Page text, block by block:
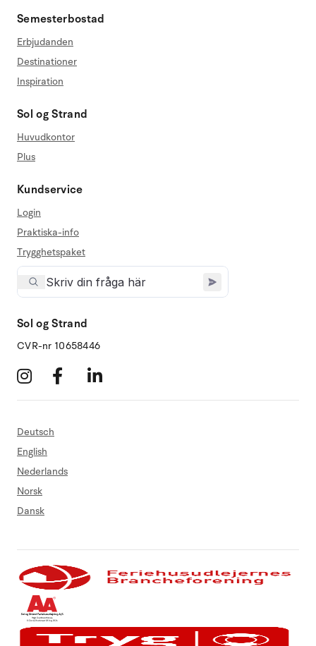
Semesterbostad
Erbjudanden
Destinationer
Inspiration
Sol og Strand
Huvudkontor
Plus
Kundservice
Login
Praktiska-info
Trygghetspaket
Sol og Strand
CVR-nr 10658446
Deutsch
English
Nederlands
Norsk
Dansk